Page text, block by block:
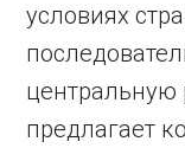
условиях
центральную
предлагает